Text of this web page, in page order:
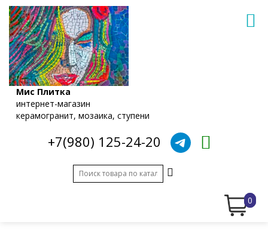
Мис Плитка
интернет-магазин
керамогранит, мозаика, ступени
+7(980) 125-24-20
0